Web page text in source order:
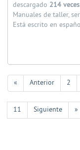
descargado 214 veces
Manuales de taller,
Está escrito en
« Anterior 2
11
Siguiente »